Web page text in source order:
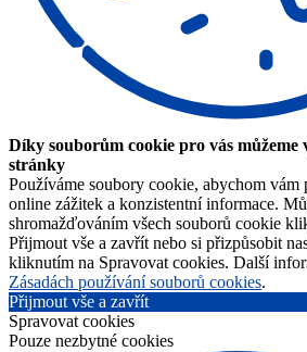
Díky souborům cookie pro vás můžeme
stránky
Používáme soubory cookie, abychom vám
online zážitek a konzistentní informace.
shromažďováním všech souborů cookie
Přijmout vše a zavřít nebo si přizpůsobit
kliknutím na Spravovat cookies. Další
Zásadách používání souborů cookies.
Přijmout vše a zavřít
Spravovat cookies
Pouze nezbytné cookies